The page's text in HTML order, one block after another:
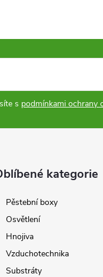
s podmínkami ochrany
kategorie
Pěstební boxy
Osvětlení
Hnojiva
Vzduchotechnika
Substráty